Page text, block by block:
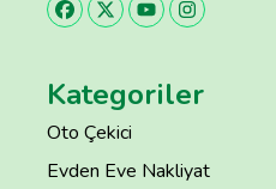
Kategoriler
Oto Çekici
Evden Eve Nakliyat